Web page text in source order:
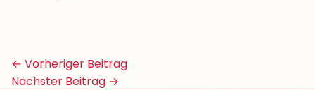
Beitrags-
Navigation
← Vorheriger Beitrag
Nächster Beitrag →